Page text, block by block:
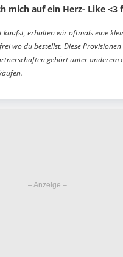
mich auf ein Herz- Like <3 f
erhalten wir oftmals eine
wo du bestellst. Diese
gehört unter anderem